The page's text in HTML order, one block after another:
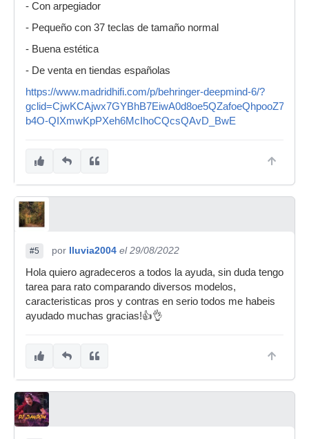
- Con arpegiador
- Pequeño con 37 teclas de tamaño normal
- Buena estética
- De venta en tiendas españolas
https://www.madridhifi.com/p/behringer-deepmind-6/?
b4O-QIXmwKpPXeh6McIhoCQcsQAvD_BwE
#5 por lluvia2004 el 29/08/2022
Hola quiero agradeceros a todos la ayuda, sin duda tengo
tarea para rato comparando diversos modelos,
caracteristicas pros y contras en serio todos me habeis
ayudado muchas gracias!👍👌